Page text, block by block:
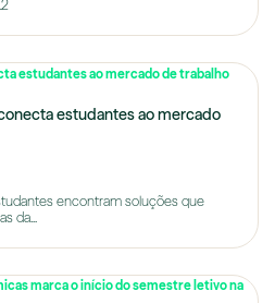
estudantes ao mercado
encontram soluções que
da...